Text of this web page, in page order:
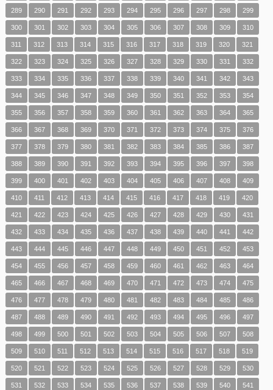
289 290 291 292 293 294 295 296 297 298 299
300 301 302 303 304 305 306 307 308 309 310
311 312 313 314 315 316 317 318 319 320 321
322 323 324 325 326 327 328 329 330 331 332
333 334 335 336 337 338 339 340 341 342 343
344 345 346 347 348 349 350 351 352 353 354
355 356 357 358 359 360 361 362 363 364 365
366 367 368 369 370 371 372 373 374 375 376
377 378 379 380 381 382 383 384 385 386 387
388 389 390 391 392 393 394 395 396 397 398
399 400 401 402 403 404 405 406 407 408 409
410 411 412 413 414 415 416 417 418 419 420
421 422 423 424 425 426 427 428 429 430 431
432 433 434 435 436 437 438 439 440 441 442
443 444 445 446 447 448 449 450 451 452 453
454 455 456 457 458 459 460 461 462 463 464
465 466 467 468 469 470 471 472 473 474 475
476 477 478 479 480 481 482 483 484 485 486
487 488 489 490 491 492 493 494 495 496 497
498 499 500 501 502 503 504 505 506 507 508
509 510 511 512 513 514 515 516 517 518 519
520 521 522 523 524 525 526 527 528 529 530
531 532 533 534 535 536 537 538 539 540 541